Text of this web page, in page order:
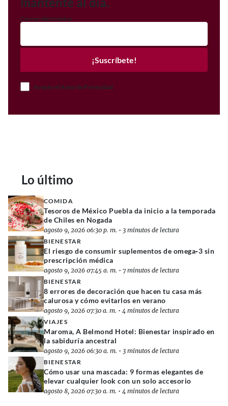
Correo electrónico
¡Suscríbete!
Acepto el Aviso de Privacidad
Lo último
COMIDA
Tesoros de México Puebla da inicio a la temporada
de Chiles en Nogada
agosto 9, 2026 06:30 p. m. • 3 minutos de lectura
BIENESTAR
El riesgo de consumir suplementos de omega‑3 sin
prescripción médica
agosto 9, 2026 07:45 a. m. • 7 minutos de lectura
BIENESTAR
8 errores de decoración que hacen tu casa más
calurosa y cómo evitarlos en verano
agosto 9, 2026 07:30 a. m. • 4 minutos de lectura
VIAJES
Maroma, A Belmond Hotel: Bienestar inspirado en
la sabiduría ancestral
agosto 9, 2026 06:30 a. m. • 3 minutos de lectura
BIENESTAR
Cómo usar una mascada: 9 formas elegantes de
elevar cualquier look con un solo accesorio
agosto 8, 2026 07:30 a. m. • 4 minutos de lectura